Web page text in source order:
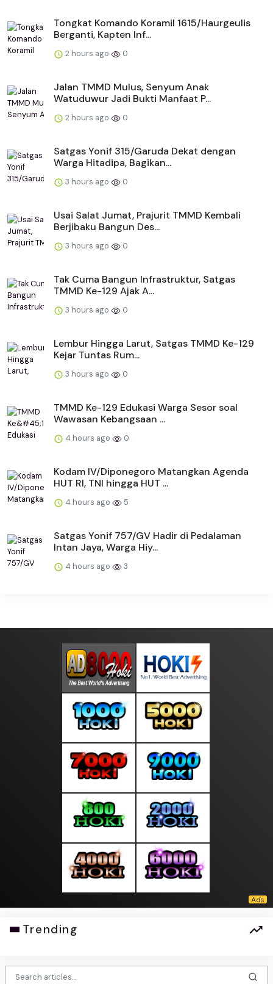
Tongkat Komando Koramil 1615/Haurgeulis
Berganti, Kapten Inf...
2 hours ago 0
Jalan TMMD Mulus, Senyum Anak
Watuduwur Jadi Bukti Manfaat P...
2 hours ago 0
Satgas Yonif 315/Garuda Dekat dengan
Warga Hitadipa, Bagikan...
3 hours ago 0
Usai Salat Jumat, Prajurit TMMD Kembali
Berjibaku Bangun Des...
3 hours ago 0
Tak Cuma Bangun Infrastruktur, Satgas
TMMD Ke-129 Ajak A...
3 hours ago 0
Lembur Hingga Larut, Satgas TMMD Ke-129
Kejar Tuntas Rum...
3 hours ago 0
TMMD Ke-129 Edukasi Warga Sesor soal
Wawasan Kebangsaan ...
4 hours ago 0
Kodam IV/Diponegoro Matangkan Agenda
HUT RI, TNI hingga HUT ...
4 hours ago 5
Satgas Yonif 757/GV Hadir di Pedalaman
Intan Jaya, Warga Hiy...
4 hours ago 3
Trending